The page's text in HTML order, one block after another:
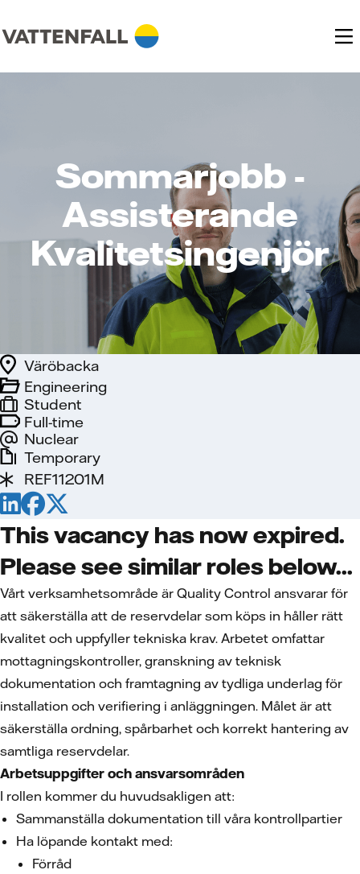
Sommarjobb -
Assisterande
Kvalitetsingenjör
Full-time
Nuclear
Engineering
Väröbacka
Student
Temporary
REF11201M
This vacancy has now expired.
Please see similar roles below...
Vårt verksamhetsområde är Quality Control ansvarar för
att säkerställa att de reservdelar som köps in håller rätt
kvalitet och uppfyller tekniska krav. Arbetet omfattar
mottagningskontroller, granskning av teknisk
dokumentation och framtagning av tydliga underlag för
installation och verifiering i anläggningen. Målet är att
säkerställa ordning, spårbarhet och korrekt hantering av
samtliga reservdelar.
Arbetsuppgifter och ansvarsområden
I rollen kommer du huvudsakligen att:
Sammanställa dokumentation till våra kontrollpartier
Ha löpande kontakt med:
Förråd